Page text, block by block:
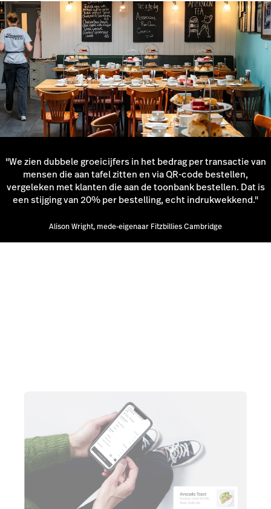
"We zien dubbele groeicijfers in het bedrag per transactie van
mensen die aan tafel zitten en via QR-code bestellen,
vergeleken met klanten die aan de toonbank bestellen. Dat is
een stijging van 20% per bestelling, echt indrukwekkend."
Alison Wright, mede-eigenaar Fitzbillies Cambridge
Een intuïtief bestelplatform
dat aansluit op jouw manier
van werken.